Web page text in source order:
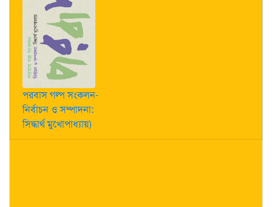
পরবাস গল্প সংকলন-
নির্বাচন ও সম্পাদনা:
সিদ্ধার্থ মুখোপাধ্যায়)